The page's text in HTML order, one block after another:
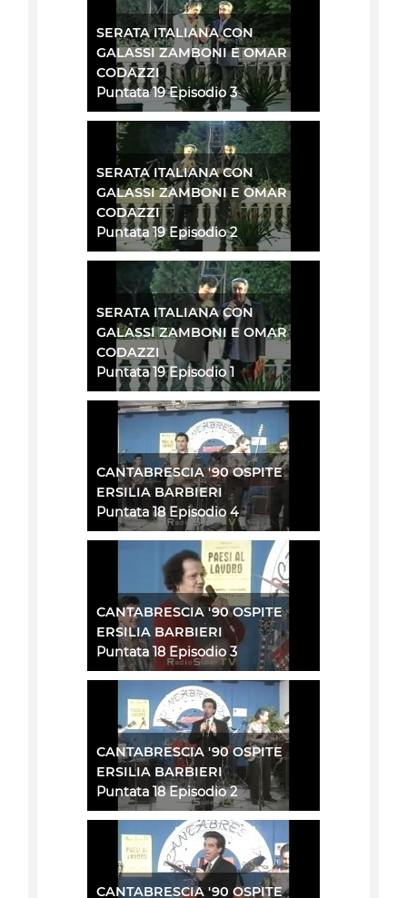
SERATA ITALIANA CON
GALASSI ZAMBONI E OMAR
CODAZZI
Puntata 19 Episodio 3
SERATA ITALIANA CON
GALASSI ZAMBONI E OMAR
CODAZZI
Puntata 19 Episodio 2
SERATA ITALIANA CON
GALASSI ZAMBONI E OMAR
CODAZZI
Puntata 19 Episodio 1
CANTABRESCIA '90 OSPITE
ERSILIA BARBIERI
Puntata 18 Episodio 4
CANTABRESCIA '90 OSPITE
ERSILIA BARBIERI
Puntata 18 Episodio 3
CANTABRESCIA '90 OSPITE
ERSILIA BARBIERI
Puntata 18 Episodio 2
CANTABRESCIA '90 OSPITE